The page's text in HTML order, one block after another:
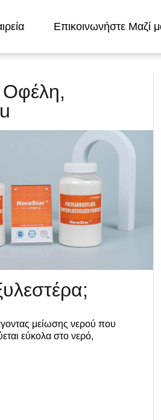
Επικοινωνήστε Μαζί
Οφέλη,
μείωσης νερού που
εύκολα στο νερό,